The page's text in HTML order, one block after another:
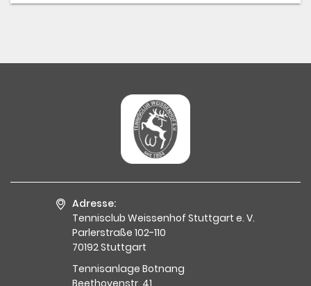
Adresse:
Tennisclub Weissenhof Stuttgart e. V.
Parlerstraße 102-110
70192 Stuttgart
Tennisanlage Botnang
Beethovenstr. 41